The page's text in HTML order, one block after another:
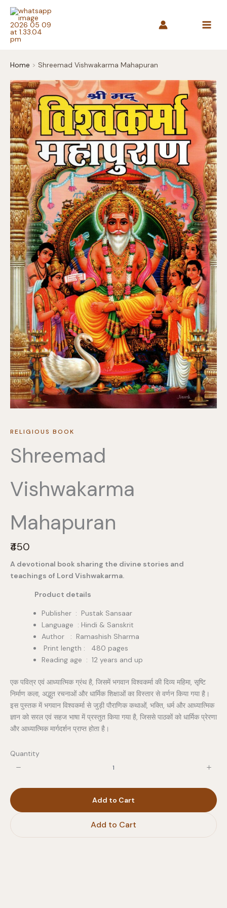
Skip
content
Home Shreemad Vishwakarma Mahapuran
RELIGIOUS BOOK
Shreemad
Vishwakarma
Mahapuran
N
o
w
₹450
A devotional book sharing the divine stories and
teachings of Lord Vishwakarma.
Product details
Publisher ‏ : ‎ Pustak Sansaar
Language : Hindi & Sanskrit
Author : Ramashish Sharma
Print length : 480 pages
Reading age ‏ : ‎ 12 years and up
एक पवित्र एवं आध्यात्मिक ग्रंथ है, जिसमें भगवान विश्वकर्मा की दिव्य महिमा, सृष्टि
निर्माण कला, अद्भुत रचनाओं और धार्मिक शिक्षाओं का विस्तार से वर्णन किया गया है।
इस पुस्तक में भगवान विश्वकर्मा से जुड़ी पौराणिक कथाओं, भक्ति, धर्म और आध्यात्मिक
ज्ञान को सरल एवं सहज भाषा में प्रस्तुत किया गया है, जिससे पाठकों को धार्मिक प्रेरणा
और आध्यात्मिक मार्गदर्शन प्राप्त होता है।
Quantity
Add to Cart
Add to Cart